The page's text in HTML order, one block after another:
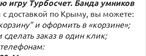
игру Турбосчет. Банда умников
с доставкой по Крыму, вы можете:
и оформить в «корзине»;
сделать заказ в один клик;